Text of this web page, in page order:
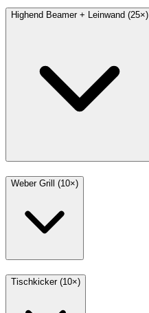
Highend Beamer + Leinwand (25×)
Weber Grill (10×)
Tischkicker (10×)